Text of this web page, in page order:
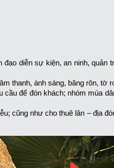
diễn sự kiện, an ninh, quản
thanh, ánh sáng, băng rôn,
cầu để đón khách; nhóm múa
cũng như cho thuê lân – địa